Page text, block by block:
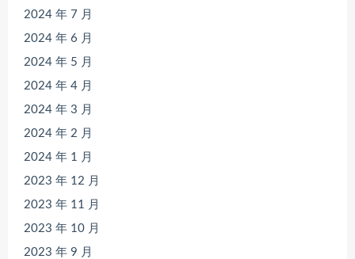
2024 年 7 月
2024 年 6 月
2024 年 5 月
2024 年 4 月
2024 年 3 月
2024 年 2 月
2024 年 1 月
2023 年 12 月
2023 年 11 月
2023 年 10 月
2023 年 9 月